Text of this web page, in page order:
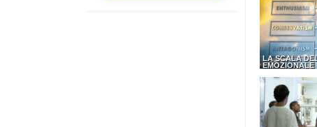
LA SCALA
EMOZIONALE